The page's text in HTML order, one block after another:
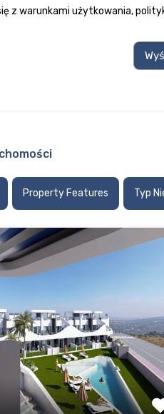
z warunkami użytkowania,
Property Features Typ